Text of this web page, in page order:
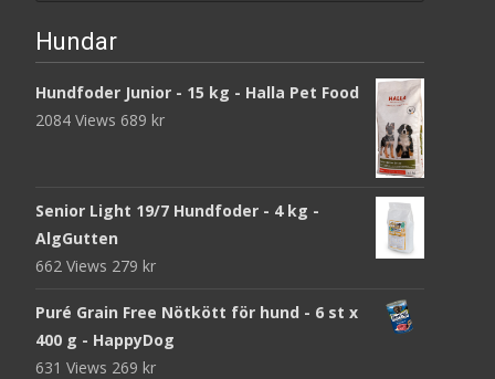
Hundar
Hundfoder Junior - 15 kg - Halla Pet Food
2084 Views 689 kr
Senior Light 19/7 Hundfoder - 4 kg -
AlgGutten
662 Views 279 kr
Puré Grain Free Nötkött för hund - 6 st x
400 g - HappyDog
631 Views 269 kr